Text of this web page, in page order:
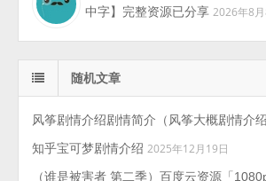
中字】完整资源已分享 2026年8
随机文章
风筝剧情介绍剧情简介（风筝大概剧情介绍
知乎宝可梦剧情介绍 2025年12月19日
（谁是被害者 第二季）百度云资源「